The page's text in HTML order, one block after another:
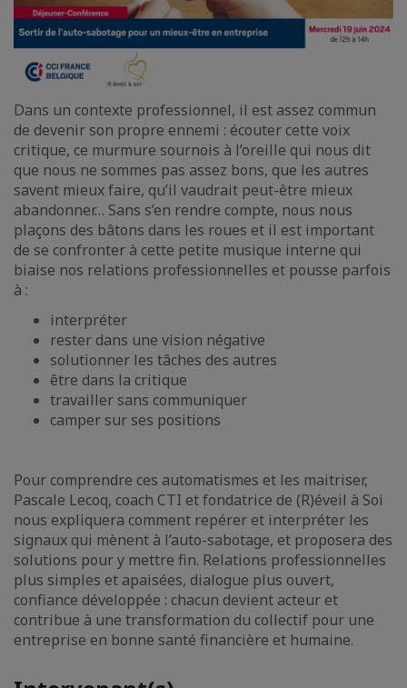
Dans un contexte professionnel, il est assez commun
de devenir son propre ennemi : écouter cette voix
critique, ce murmure sournois à l’oreille qui nous dit
que nous ne sommes pas assez bons, que les autres
savent mieux faire, qu’il vaudrait peut-être mieux
abandonner… Sans s’en rendre compte, nous nous
plaçons des bâtons dans les roues et il est important
de se confronter à cette petite musique interne qui
biaise nos relations professionnelles et pousse parfois
à :
interpréter
rester dans une vision négative
solutionner les tâches des autres
être dans la critique
travailler sans communiquer
camper sur ses positions
Pour comprendre ces automatismes et les maitriser,
Pascale Lecoq, coach CTI et fondatrice de (R)éveil à Soi
nous expliquera comment repérer et interpréter les
signaux qui mènent à l’auto-sabotage, et proposera des
solutions pour y mettre fin. Relations professionnelles
plus simples et apaisées, dialogue plus ouvert,
confiance développée : chacun devient acteur et
contribue à une transformation du collectif pour une
entreprise en bonne santé financière et humaine.